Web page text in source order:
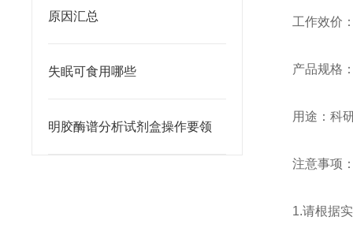
原因汇总
失眠可食用哪些
明胶酶谱分析试剂盒操作要领
工作效价
产品规格
用途：科
注意事项
1.请根据